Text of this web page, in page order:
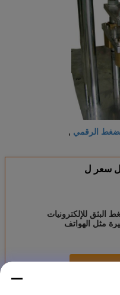
الرقمي ,
سعر ل
البثق للإلكترونيات
مثل الهواتف